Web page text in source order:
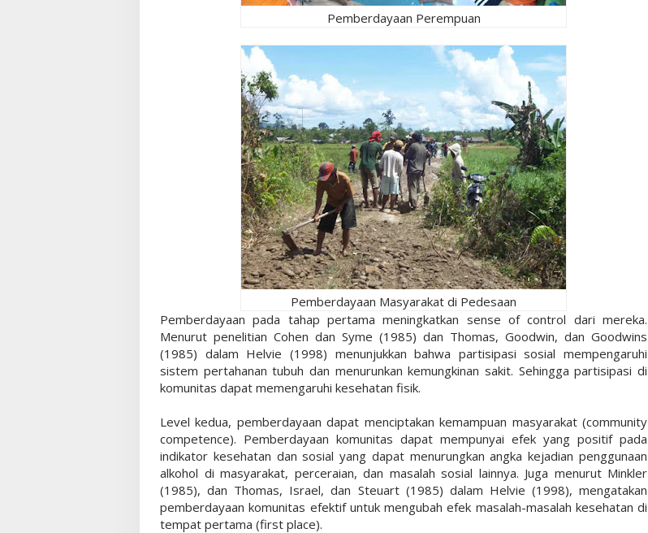
Pemberdayaan Perempuan
Pemberdayaan Masyarakat di Pedesaan
Pemberdayaan pada tahap pertama meningkatkan sense of control dari mereka.
Menurut penelitian Cohen dan Syme (1985) dan Thomas, Goodwin, dan Goodwins
(1985) dalam Helvie (1998) menunjukkan bahwa partisipasi sosial mempengaruhi
sistem pertahanan tubuh dan menurunkan kemungkinan sakit. Sehingga partisipasi di
komunitas dapat memengaruhi kesehatan fisik.
Level kedua, pemberdayaan dapat menciptakan kemampuan masyarakat (community
competence). Pemberdayaan komunitas dapat mempunyai efek yang positif pada
indikator kesehatan dan sosial yang dapat menurungkan angka kejadian penggunaan
alkohol di masyarakat, perceraian, dan masalah sosial lainnya. Juga menurut Minkler
(1985), dan Thomas, Israel, dan Steuart (1985) dalam Helvie (1998), mengatakan
pemberdayaan komunitas efektif untuk mengubah efek masalah-masalah kesehatan di
tempat pertama (first place).